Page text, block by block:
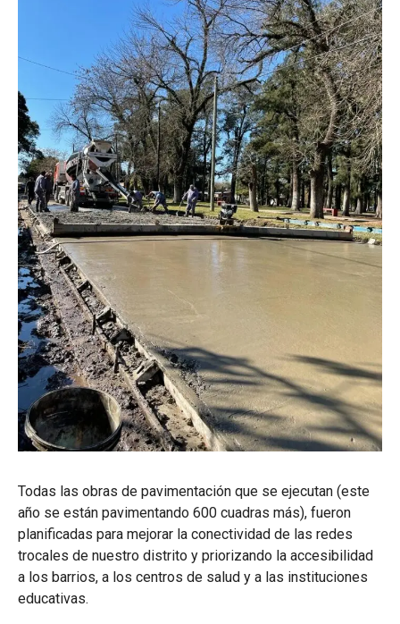
Todas las obras de pavimentación que se ejecutan (este
año se están pavimentando 600 cuadras más), fueron
planificadas para mejorar la conectividad de las redes
trocales de nuestro distrito y priorizando la accesibilidad
a los barrios, a los centros de salud y a las instituciones
educativas.